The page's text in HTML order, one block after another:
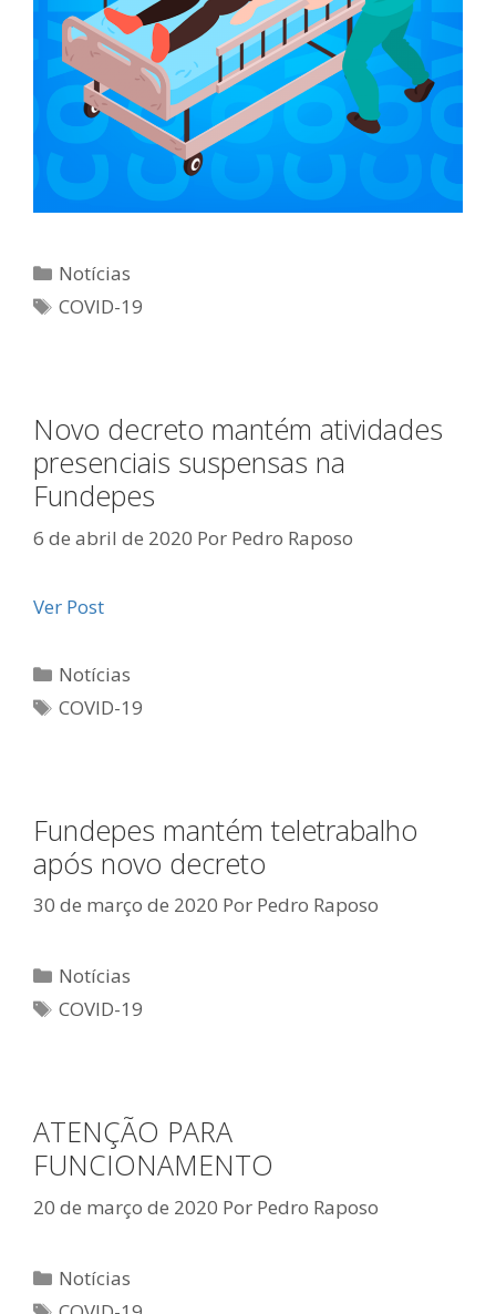
Categorias
Notícias
Tags
COVID-19
Novo decreto mantém atividades
presenciais suspensas na
Fundepes
6 de abril de 2020 Por Pedro Raposo
Ver Post
Categorias
Notícias
Tags
COVID-19
Fundepes mantém teletrabalho
após novo decreto
30 de março de 2020 Por Pedro Raposo
Categorias
Notícias
Tags
COVID-19
ATENÇÃO PARA
FUNCIONAMENTO
20 de março de 2020 Por Pedro Raposo
Categorias
Notícias
Tags